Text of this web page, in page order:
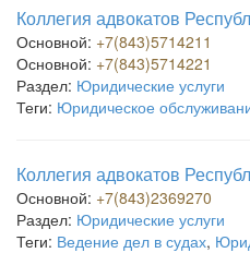
Коллегия адвокатов
Основной: +7(843)5714211
Основной: +7(843)5714221
Раздел: Юридические услуги
Теги: Юридическое
Коллегия адвокатов
Основной: +7(843)2369270
Раздел: Юридические услуги
Теги: Ведение дел в судах,